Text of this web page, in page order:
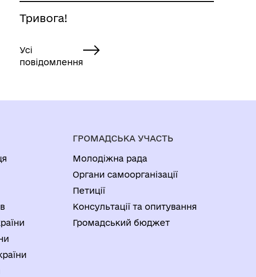
Тривога!
Усі
повідомлення
ГРОМАДСЬКА УЧАСТЬ
Молодіжна рада
Органи самоорганізації
Петиції
Консультації та опитування
Громадський бюджет